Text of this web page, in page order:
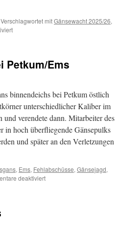
Verschlagwortet mitGänsewacht 2025/26,
für
dem
Anspruch
und
Wirklichkeit
Petkum/Ems
binnendeichs bei Petkum östlich
unterschiedlicher Kaliber im
verendete dann. Mitarbeiter des
in hoch überfliegende Gänsepulks
und später an den Verletzungen
, Ems, Fehlabschüsse, Gänsejagd,
deaktiviertfür